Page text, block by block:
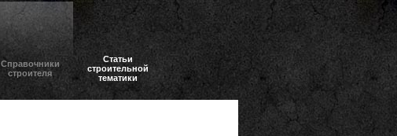
Справочники
строителя
Статьи
строительной
тематики